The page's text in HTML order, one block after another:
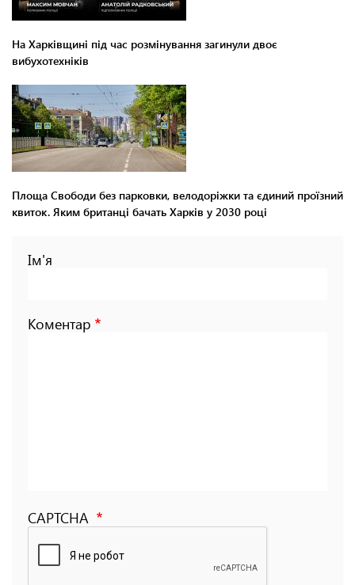
На Харківщині під час розмінування загинули двоє
вибухотехніків
Площа Свободи без парковки, велодоріжки та єдиний проїзний
квиток. Яким британці бачать Харків у 2030 році
Ім'я
Коментар
CAPTCHA